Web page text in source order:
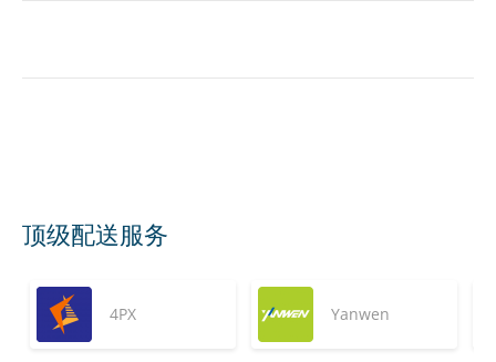
顶级配送服务
4PX Yanwen